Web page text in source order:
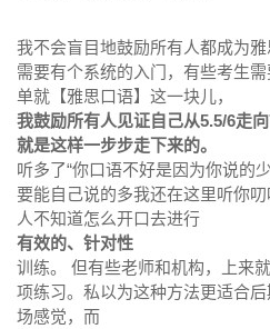
我不会盲目地鼓励所有人都成为雅
需要有个系统的入门，有些考生
单就【雅思口语】这一块儿，
我鼓励所有人见证自己从5.5/6走
就是这样一步步走下来的。
听多了“你口语不好是因为你说的
要能自己说的多我还在这里听你叨
人不知道怎么开口去进行
有效的、针对性
训练。 但有些老师和机构，上来
项练习。私以为这种方法更适合后
场感觉，而